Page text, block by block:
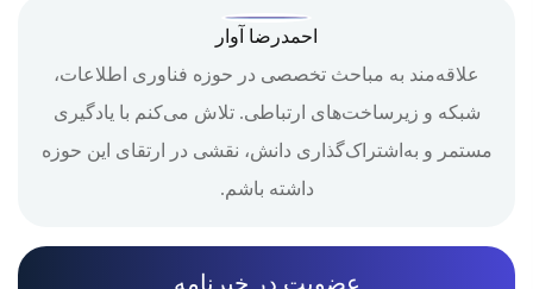
احمدرضا آوار
علاقه‌مند به مباحث تخصصی در حوزه فناوری اطلاعات،
شبکه و زیرساخت‌های ارتباطی. تلاش می‌کنم با یادگیری
مستمر و به‌اشتراک‌گذاری دانش، نقشی در ارتقای این حوزه
داشته باشم.
عضویت در خبرنامه